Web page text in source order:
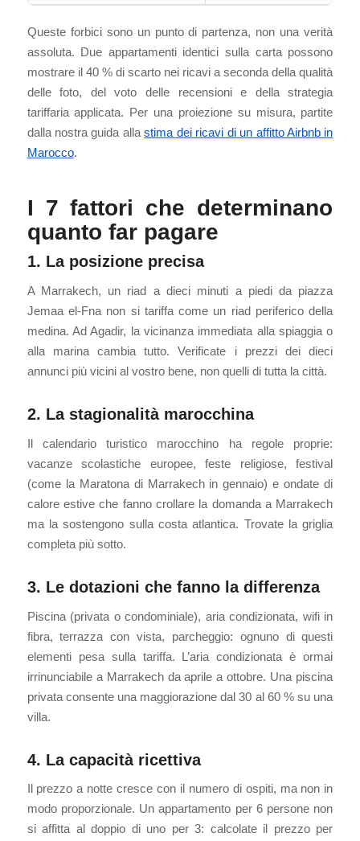
Queste forbici sono un punto di partenza, non una verità
assoluta. Due appartamenti identici sulla carta possono
mostrare il 40 % di scarto nei ricavi a seconda della qualità
delle foto, del voto delle recensioni e della strategia
tariffaria applicata. Per una proiezione su misura, partite
dalla nostra guida allastima dei ricavi di un affitto Airbnb in
Marocco.
I 7 fattori che determinano
quanto far pagare
1. La posizione precisa
A Marrakech, un riad a dieci minuti a piedi da piazza
Jemaa el-Fna non si tariffa come un riad periferico della
medina. Ad Agadir, la vicinanza immediata alla spiaggia o
alla marina cambia tutto. Verificate i prezzi dei dieci
annunci più vicini al vostro bene, non quelli di tutta la città.
2. La stagionalità marocchina
Il calendario turistico marocchino ha regole proprie:
vacanze scolastiche europee, feste religiose, festival
(come la Maratona di Marrakech in gennaio) e ondate di
calore estive che fanno crollare la domanda a Marrakech
ma la sostengono sulla costa atlantica. Trovate la griglia
completa più sotto.
3. Le dotazioni che fanno la differenza
Piscina (privata o condominiale), aria condizionata, wifi in
fibra, terrazza con vista, parcheggio: ognuno di questi
elementi pesa sulla tariffa. L’aria condizionata è ormai
irrinunciabile a Marrakech da aprile a ottobre. Una piscina
privata consente una maggiorazione dal 30 al 60 % su una
villa.
4. La capacità ricettiva
Il prezzo a notte cresce con il numero di ospiti, ma non in
modo proporzionale. Un appartamento per 6 persone non
si affitta al doppio di uno per 3: calcolate il prezzo per